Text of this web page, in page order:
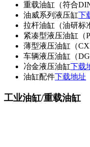
重载油缸（符合
油威系列液压缸下
拉杆油缸（油研标
紧凑型液压油缸
薄型液压油缸（
车辆液压油缸（DG
冶金液压油缸下载
油缸配件下载地址
工业油缸/重载油缸